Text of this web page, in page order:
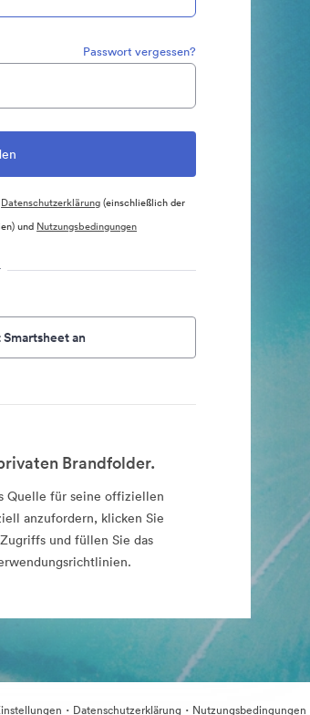
Passwort vergessen?
Datenschutzerklärung(einschließlich der
und Nutzungsbedingungen
an
Brandfolder.
Quelle für seine offiziellen
anzufordern, klicken Sie
und füllen Sie das
· Datenschutzerklärung · Nutzungsbedingungen